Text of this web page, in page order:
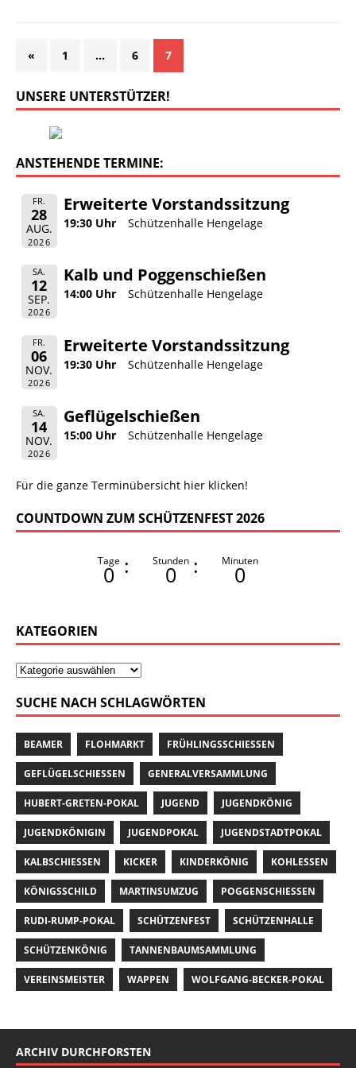
« 1 … 6 7
UNSERE UNTERSTÜTZER!
ANSTEHENDE TERMINE:
FR.
28
AUG.
2026
Erweiterte Vorstandssitzung
19:30 Uhr Schützenhalle Hengelage
SA.
12
SEP.
2026
Kalb und Poggenschießen
14:00 Uhr Schützenhalle Hengelage
FR.
06
NOV.
2026
Erweiterte Vorstandssitzung
19:30 Uhr Schützenhalle Hengelage
SA.
14
NOV.
2026
Geflügelschießen
15:00 Uhr Schützenhalle Hengelage
Für die ganze Terminübersicht hier klicken!
COUNTDOWN ZUM SCHÜTZENFEST 2026
Tage
0 : Stunden
0 : Minuten
0
KATEGORIEN
SUCHE NACH SCHLAGWÖRTEN
BEAMER FLOHMARKT FRÜHLINGSSCHIESSEN
GEFLÜGELSCHIESSEN GENERALVERSAMMLUNG
HUBERT-GRETEN-POKAL JUGEND JUGENDKÖNIG
JUGENDKÖNIGIN JUGENDPOKAL JUGENDSTADTPOKAL
KALBSCHIESSEN KICKER KINDERKÖNIG KOHLESSEN
KÖNIGSSCHILD MARTINSUMZUG POGGENSCHIESSEN
RUDI-RUMP-POKAL SCHÜTZENFEST SCHÜTZENHALLE
SCHÜTZENKÖNIG TANNENBAUMSAMMLUNG
VEREINSMEISTER WAPPEN WOLFGANG-BECKER-POKAL
ARCHIV DURCHFORSTEN